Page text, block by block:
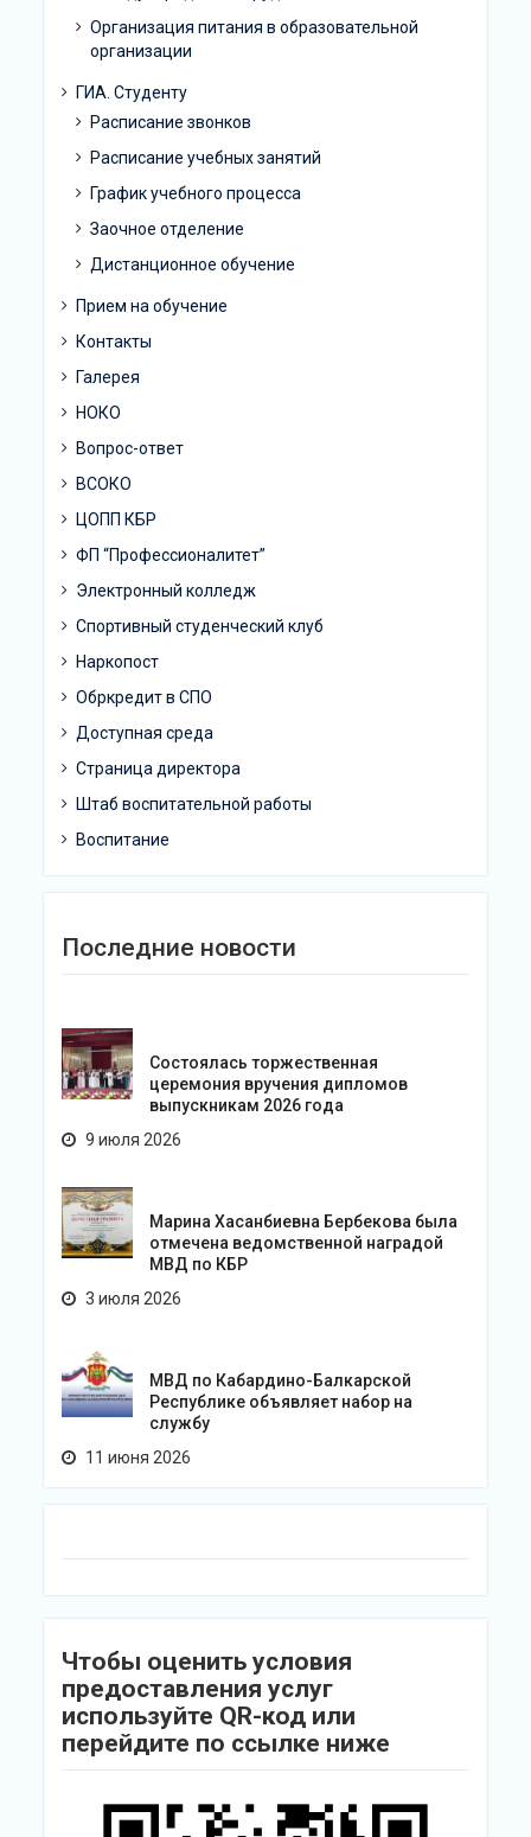
Организация питания в образовательной
организации
ГИА. Студенту
Расписание звонков
Расписание учебных занятий
График учебного процесса
Заочное отделение
Дистанционное обучение
Прием на обучение
Контакты
Галерея
НОКО
Вопрос-ответ
ВСОКО
ЦОПП КБР
ФП “Профессионалитет”
Электронный колледж
Спортивный студенческий клуб
Наркопост
Обркредит в СПО
Доступная среда
Страница директора
Штаб воспитательной работы
Воспитание
Последние новости
Состоялась торжественная
церемония вручения дипломов
выпускникам 2026 года
9 июля 2026
Марина Хасанбиевна Бербекова была
отмечена ведомственной наградой
МВД по КБР
3 июля 2026
МВД по Кабардино-Балкарской
Республике объявляет набор на
службу
11 июня 2026
Чтобы оценить условия
предоставления услуг
используйте QR-код или
перейдите по ссылке ниже